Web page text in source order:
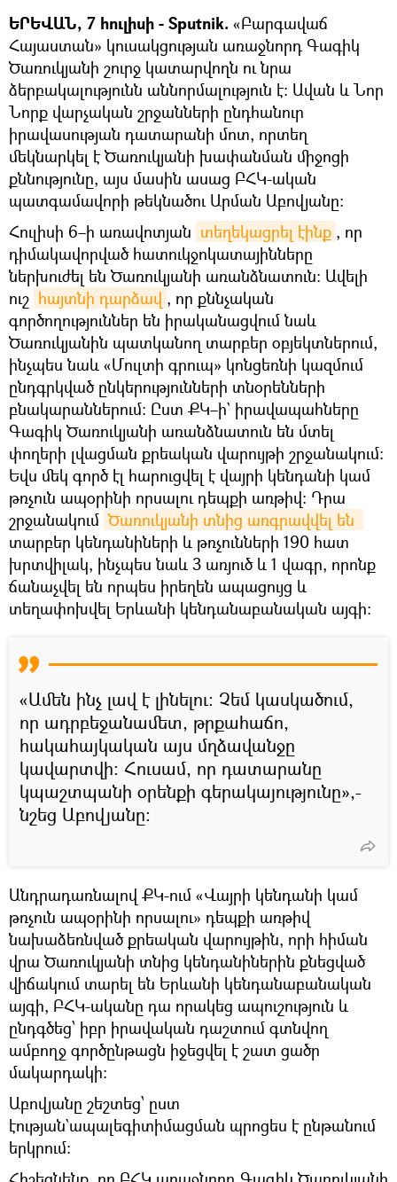
ԵՐԵՎԱՆ, 7 հուլիսի - Sputnik. «Բարգավաճ
Հայաստան» կուսակցության առաջնորդ Գագիկ
Ծառուկյանի շուրջ կատարվողն ու նրա
ձերբակալությունն աննորմալություն է: Ավան և Նոր
Նորք վարչական շրջանների ընդհանուր
իրավասության դատարանի մոտ, որտեղ
մեկնարկել է Ծառուկյանի խափանման միջոցի
քննությունը, այս մասին ասաց ԲՀԿ-ական
պատգամավորի թեկնածու Արման Աբովյանը:
Հուլիսի 6–ի առավոտյան տեղեկացրել էինք , որ
դիմակավորված հատուկջոկատայինները
ներխուժել են Ծառուկյանի առանձնատուն: Ավելի
ուշ հայտնի դարձավ , որ քննչական
գործողություններ են իրականացվում նաև
Ծառուկյանին պատկանող տարբեր օբյեկտներում,
ինչպես նաև «Մուլտի գրուպ» կոնցեռնի կազմում
ընդգրկված ընկերությունների տնօրենների
բնակարաններում։ Ըստ ՔԿ–ի` իրավապահները
Գագիկ Ծառուկյանի առանձնատուն են մտել
փողերի լվացման քրեական վարույթի շրջանակում։
Եվս մեկ գործ էլ հարուցվել է վայրի կենդանի կամ
թռչուն ապօրինի որսալու դեպքի առթիվ: Դրա
շրջանակում
տարբեր կենդանիների և թռչունների 190 հատ
խրտվիլակ, ինչպես նաև 3 առյուծ և 1 վագր, որոնք
ճանաչվել են որպես իրեղեն ապացույց և
տեղափոխվել Երևանի կենդանաբանական այգի:
«Ամեն ինչ լավ է լինելու: Չեմ կասկածում,
որ ադրբեջանամետ, թրքահաճո,
հակահայկական այս մղձավանջը
կավարտվի: Հուսամ, որ դատարանը
կպաշտպանի օրենքի գերակայությունը»,-
նշեց Աբովյանը:
Անդրադառնալով ՔԿ-ում «Վայրի կենդանի կամ
թռչուն ապօրինի որսալու» դեպքի առթիվ
նախաձեռնված քրեական վարույթին, որի հիման
վրա Ծառուկյանի տնից կենդանիներին քնեցված
վիճակում տարել են Երևանի կենդանաբանական
այգի, ԲՀԿ-ականը դա որակեց ապուշություն և
ընդգծեց՝ իբր իրավական դաշտում գտնվող
ամբողջ գործընթացն իջեցվել է շատ ցածր
մակարդակի:
Աբովյանը շեշտեց՝ ըստ
էության`ապալեգիտիմացման պրոցես է ընթանում
երկրում: